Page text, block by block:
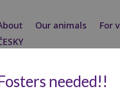
Our animals For
needed!!